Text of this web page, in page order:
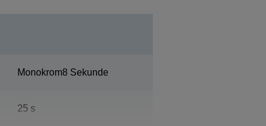
Monokrom8 Sekunde
25 s